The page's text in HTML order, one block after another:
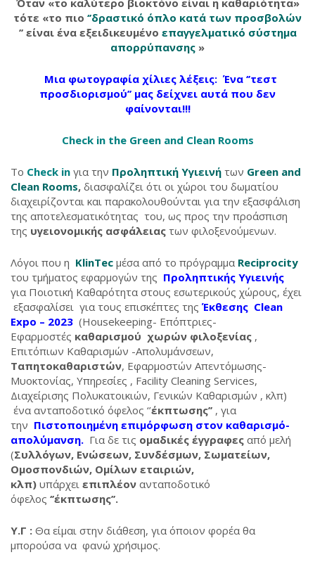
Όταν «το καλύτερο βιοκτόνο είναι η καθαριότητα»
τότε «το πιο ‘’δραστικό όπλο κατά των προσβολών
’’ είναι ένα εξειδικευμένο επαγγελματικό σύστημα
απορρύπανσης »
Μια φωτογραφία χίλιες λέξεις: Ένα‘’τεστ
προσδιορισμού’’ μας δείχνει αυτά που δεν
φαίνονται!!!
Check in the Green and Clean Rooms
Το Check in για την Προληπτική Υγιεινή των Green and
Clean Rooms, διασφαλίζει ότι οι χώροι του δωματίου
διαχειρίζονται και παρακολουθούνται για την εξασφάλιση
της αποτελεσματικότητας του, ως προς την προάσπιση
της υγειονομικής ασφάλειας των φιλοξενούμενων.
Λόγοι που η KlinTec μέσα από το πρόγραμμα Reciprocity
του τμήματος εφαρμογών της Προληπτικής Υγιεινής
για Ποιοτική Καθαρότητα στους εσωτερικούς χώρους, έχει
εξασφαλίσει για τους επισκέπτες της Έκθεσης Clean
Expo – 2023 (Housekeeping- Επόπτριες-
Εφαρμοστές καθαρισμού χωρών φιλοξενίας ,
Επιτόπιων Καθαρισμών -Απολυμάνσεων,
Ταπητοκαθαριστών, Εφαρμοστών Απεντόμωσης-
Μυοκτονίας, Υπηρεσίες , Facility Cleaning Services,
Διαχείρισης Πολυκατοικιών, Γενικών Καθαρισμών , κλπ)
ένα ανταποδοτικό όφελος ‘’έκπτωσης’’ , για
την Πιστοποιημένη επιμόρφωση στον καθαρισμό-
απολύμανση. Για δε τις ομαδικές έγγραφες από μελή
(Συλλόγων, Ενώσεων, Συνδέσμων, Σωματείων,
Ομοσπονδιών, Ομίλων εταιριών,
κλπ) υπάρχει επιπλέον ανταποδοτικό
όφελος ‘’έκπτωσης’’.
Υ.Γ : Θα είμαι στην διάθεση, για όποιον φορέα θα
μπορούσα να φανώ χρήσιμος.